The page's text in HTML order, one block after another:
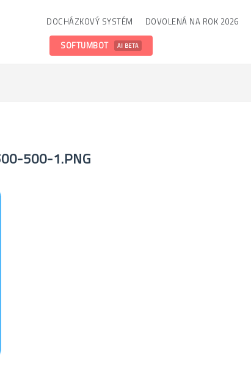
DOCHÁZKOVÝ SYSTÉM DOVOLENÁ NA ROK 2026
SOFTUMBOT
AI BETA
500-1.PNG